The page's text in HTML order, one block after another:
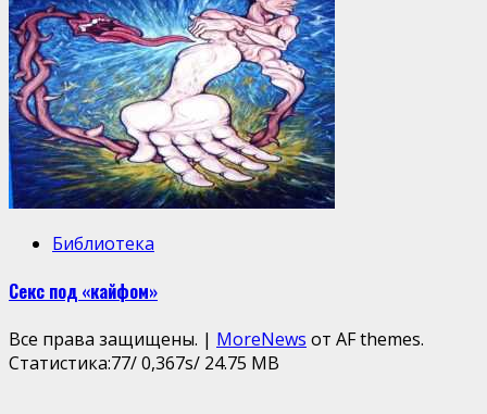
Библиотека
Секс под «кайфом»
Все права защищены. | MoreNews от AF themes.
Статистика:77/ 0,367s/ 24.75 MB